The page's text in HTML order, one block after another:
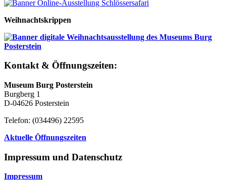
Weihnachtskrippen
Kontakt & Öffnungszeiten:
Museum Burg Posterstein
Burgberg 1
D-04626 Posterstein
Telefon: (034496) 22595
Aktuelle Öffnungszeiten
Impressum und Datenschutz
Impressum